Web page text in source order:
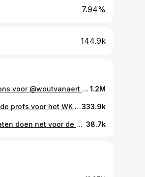
7.94%
144.9k
Goud voor @remco.ev, brons voor @woutvanaert en zilver voor Eddy z’n stappers. @bvomortier & @bertdebacker volgden de tijdrit van op de eerste rij! #paris2024 #bertenbavo #tijdrijden #remco #wout #evenepoel #vanaert 1.2M
Ik mocht mee trainen met de profs voor het WK Gravel en zag vooral sterretjes! (En nee, het waren niet enkel die van de trui van @jasperstuyven 😅) Dank aan @tiesj om mij mee te pakken! #wkgravel #gravel #wk #wielrennen #fietsen #bike #cycling #leuven #halle #gravelbike #prorider333.9k
@woutvanaert pushups laten doen net voor de Koninginnenrit van de Tour? Kunnen we 🤪 #tdf2024 #tour #wva #bertenbavo #vivelevelo #vanaert 38.7k